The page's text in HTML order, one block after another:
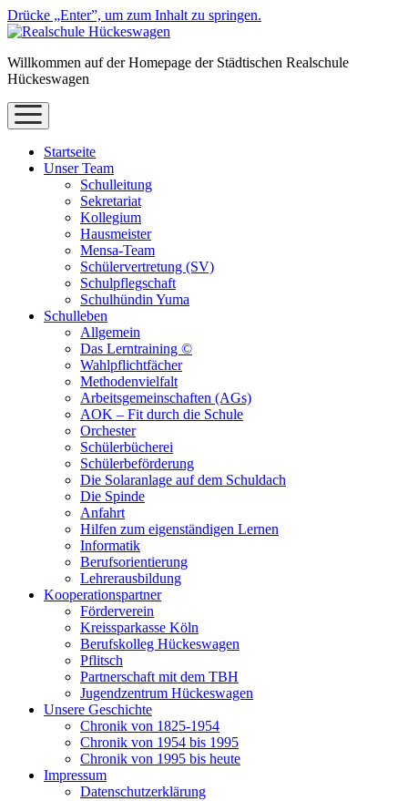
Drücke „Enter”, um zum Inhalt zu springen.
Willkommen auf der Homepage der Städtischen Realschule
Hückeswagen
Menü
öffnen
Startseite
Unser Team
Schulleitung
Sekretariat
Kollegium
Hausmeister
Mensa-Team
Schülervertretung (SV)
Schulpflegschaft
Schulhündin Yuma
Schulleben
Allgemein
Das Lerntraining ©
Wahlpflichtfächer
Methodenvielfalt
Arbeitsgemeinschaften (AGs)
AOK – Fit durch die Schule
Orchester
Schülerbücherei
Schülerbeförderung
Die Solaranlage auf dem Schuldach
Die Spinde
Anfahrt
Hilfen zum eigenständigen Lernen
Informatik
Berufsorientierung
Lehrerausbildung
Kooperationspartner
Förderverein
Kreissparkasse Köln
Berufskolleg Hückeswagen
Pflitsch
Partnerschaft mit dem TBH
Jugendzentrum Hückeswagen
Unsere Geschichte
Chronik von 1825-1954
Chronik von 1954 bis 1995
Chronik von 1995 bis heute
Impressum
Datenschutzerklärung